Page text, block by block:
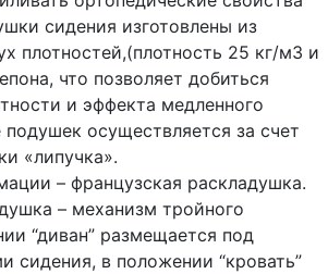
сидения изготовлены из
плотностей,(плотность 25 кг/м3 и
что позволяет добиться
и эффекта медленного
подушек осуществляется за счет
«липучка».
– французская раскладушка.
– механизм тройного
“диван” размещается под
сидения, в положении “кровать”